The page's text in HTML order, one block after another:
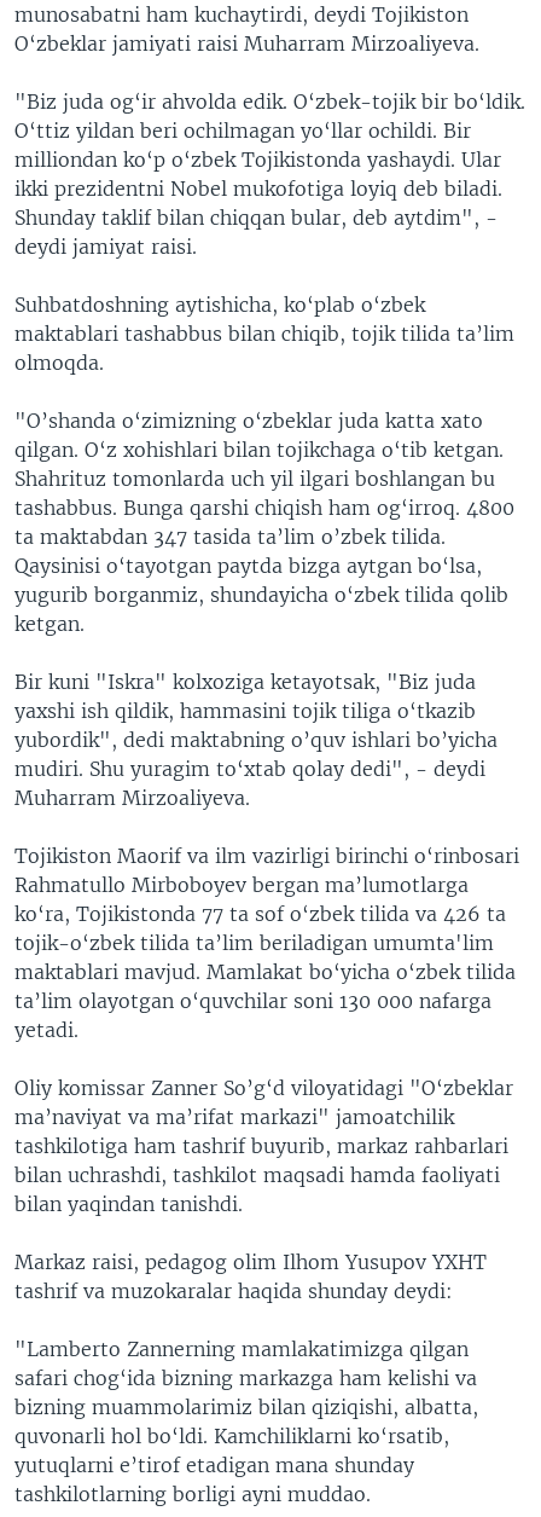
munosabatni ham kuchaytirdi, deydi Tojikiston
O‘zbeklar jamiyati raisi Muharram Mirzoaliyeva.
"Biz juda og‘ir ahvolda edik. O‘zbek-tojik bir bo‘ldik.
O‘ttiz yildan beri ochilmagan yo‘llar ochildi. Bir
milliondan ko‘p o‘zbek Tojikistonda yashaydi. Ular
ikki prezidentni Nobel mukofotiga loyiq deb biladi.
Shunday taklif bilan chiqqan bular, deb aytdim", -
deydi jamiyat raisi.
Suhbatdoshning aytishicha, ko‘plab o‘zbek
maktablari tashabbus bilan chiqib, tojik tilida ta’lim
olmoqda.
"O’shanda o‘zimizning o‘zbeklar juda katta xato
qilgan. O‘z xohishlari bilan tojikchaga o‘tib ketgan.
Shahrituz tomonlarda uch yil ilgari boshlangan bu
tashabbus. Bunga qarshi chiqish ham og‘irroq. 4800
ta maktabdan 347 tasida ta’lim o’zbek tilida.
Qaysinisi o‘tayotgan paytda bizga aytgan bo‘lsa,
yugurib borganmiz, shundayicha o‘zbek tilida qolib
ketgan.
Bir kuni "Iskra" kolxoziga ketayotsak, "Biz juda
yaxshi ish qildik, hammasini tojik tiliga o‘tkazib
yubordik", dedi maktabning o’quv ishlari bo’yicha
mudiri. Shu yuragim to‘xtab qolay dedi", - deydi
Muharram Mirzoaliyeva.
Tojikiston Maorif va ilm vazirligi birinchi o‘rinbosari
Rahmatullo Mirboboyev bergan ma’lumotlarga
ko‘ra, Tojikistonda 77 ta sof o‘zbek tilida va 426 ta
tojik-o‘zbek tilida ta’lim beriladigan umumta'lim
maktablari mavjud. Mamlakat bo‘yicha o‘zbek tilida
ta’lim olayotgan o‘quvchilar soni 130 000 nafarga
yetadi.
Oliy komissar Zanner So’g‘d viloyatidagi "O‘zbeklar
ma’naviyat va ma’rifat markazi" jamoatchilik
tashkilotiga ham tashrif buyurib, markaz rahbarlari
bilan uchrashdi, tashkilot maqsadi hamda faoliyati
bilan yaqindan tanishdi.
Markaz raisi, pedagog olim Ilhom Yusupov YXHT
tashrif va muzokaralar haqida shunday deydi:
"Lamberto Zannerning mamlakatimizga qilgan
safari chog‘ida bizning markazga ham kelishi va
bizning muammolarimiz bilan qiziqishi, albatta,
quvonarli hol bo‘ldi. Kamchiliklarni ko‘rsatib,
yutuqlarni e’tirof etadigan mana shunday
tashkilotlarning borligi ayni muddao.